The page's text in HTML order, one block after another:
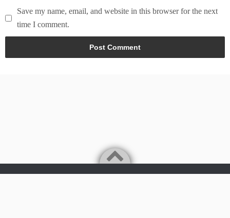
Save my name, email, and website in this browser for the next
time I comment.